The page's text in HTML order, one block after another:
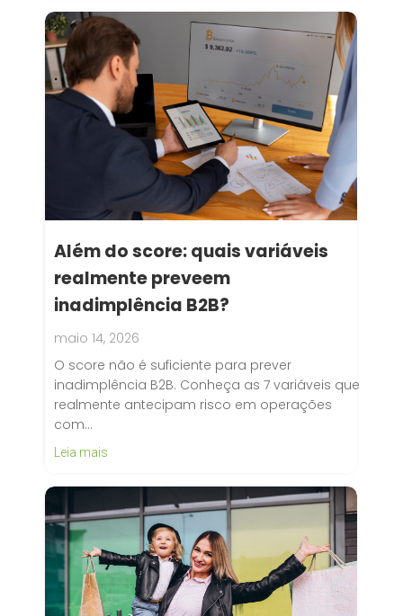
Além do score: quais variáveis
realmente preveem
inadimplência B2B?
maio 14, 2026
O score não é suficiente para prever
inadimplência B2B. Conheça as 7 variáveis que
realmente antecipam risco em operações
com…
Leia mais